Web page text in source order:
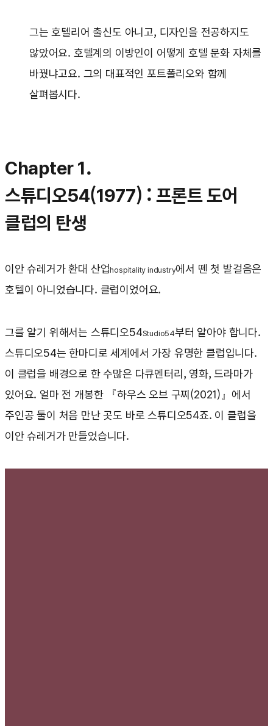
그는 호텔리어 출신도 아니고, 디자인을 전공하지도
않았어요. 호텔계의 이방인이 어떻게 호텔 문화 자체를
바꿨냐고요. 그의 대표적인 포트폴리오와 함께
살펴봅시다.
Chapter 1.
스튜디오54(1977) : 프론트 도어
클럽의 탄생
이안 슈레거가 환대 산업hospitality industry에서 뗀 첫 발걸음은
호텔이 아니었습니다. 클럽이었어요.
그를 알기 위해서는 스튜디오54Studio54부터 알아야 합니다.
스튜디오54는 한마디로 세계에서 가장 유명한 클럽입니다.
이 클럽을 배경으로 한 수많은 다큐멘터리, 영화, 드라마가
있어요. 얼마 전 개봉한 『하우스 오브 구찌(2021)』에서
주인공 둘이 처음 만난 곳도 바로 스튜디오54죠. 이 클럽을
이안 슈레거가 만들었습니다.